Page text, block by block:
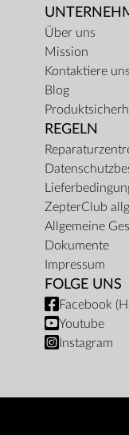
Über uns
Mission
Kontaktiere uns
Blog
REGELN
ZepterClub
Allgemeine
Dokumente
Impressum
FOLGE UNS
Facebook
Youtube
Instagram